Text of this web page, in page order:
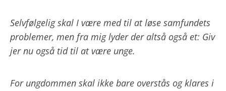
Selvfølgelig skal I være med til at løse samfundets
problemer, men fra mig lyder der altså også et: Giv
jer nu også tid til at være unge.
For ungdommen skal ikke bare overstås og klares i